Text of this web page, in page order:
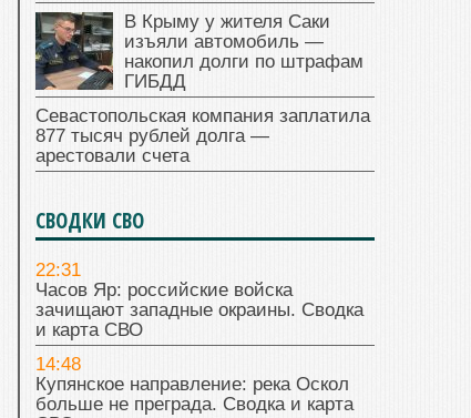
В Крыму у жителя Саки
изъяли автомобиль —
накопил долги по штрафам
ГИБДД
Севастопольская компания заплатила
877 тысяч рублей долга —
арестовали счета
СВОДКИ СВО
22:31
Часов Яр: российские войска
зачищают западные окраины. Сводка
и карта СВО
14:48
Купянское направление: река Оскол
больше не преграда. Сводка и карта